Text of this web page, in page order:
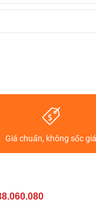
kết hàng chính
mới nhất
Giá chuẩn, không sốc giá